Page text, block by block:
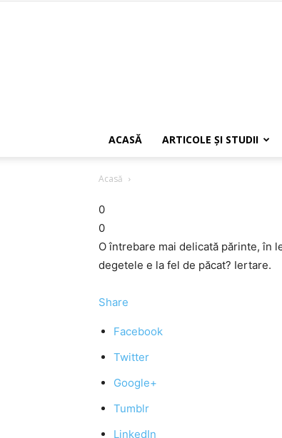
ACASĂ ARTICOLE ŞI STUDII
Acasă
0
0
O întrebare mai delicată părinte, în
degetele e la fel de păcat? Iertare.
Share
Facebook
Twitter
Google+
Tumblr
LinkedIn